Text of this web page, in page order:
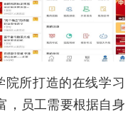
院所打造的在线学习
，员工需要根据自身